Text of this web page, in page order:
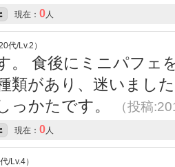
現在： 0人
代/Lv.2）
。 食後にミニパフェ
類があり、迷いまし
っかたです。
（投稿
現在： 0人
/Lv.4）